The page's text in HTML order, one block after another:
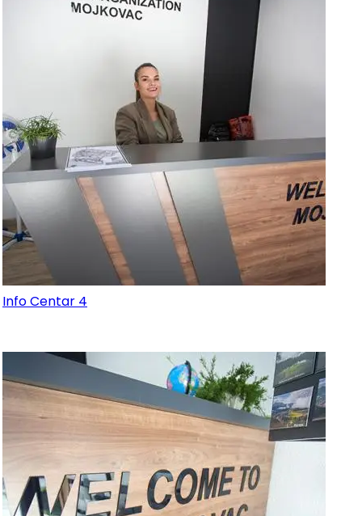
Info Centar 4